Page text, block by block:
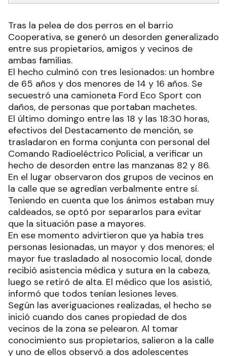
Tras la pelea de dos perros en el barrio
Cooperativa, se generó un desorden generalizado
entre sus propietarios, amigos y vecinos de
ambas familias.
El hecho culminó con tres lesionados: un hombre
de 65 años y dos menores de 14 y 16 años. Se
secuestró una camioneta Ford Eco Sport con
daños, de personas que portaban machetes.
El último domingo entre las 18 y las 18:30 horas,
efectivos del Destacamento de mención, se
trasladaron en forma conjunta con personal del
Comando Radioeléctrico Policial, a verificar un
hecho de desorden entre las manzanas 82 y 86.
En el lugar observaron dos grupos de vecinos en
la calle que se agredían verbalmente entre sí.
Teniendo en cuenta que los ánimos estaban muy
caldeados, se optó por separarlos para evitar
que la situación pase a mayores.
En ese momento advirtieron que ya había tres
personas lesionadas, un mayor y dos menores; el
mayor fue trasladado al nosocomio local, donde
recibió asistencia médica y sutura en la cabeza,
luego se retiró de alta. El médico que los asistió,
informó que todos tenían lesiones leves.
Según las averiguaciones realizadas, el hecho se
inició cuando dos canes propiedad de dos
vecinos de la zona se pelearon. Al tomar
conocimiento sus propietarios, salieron a la calle
y uno de ellos observó a dos adolescentes